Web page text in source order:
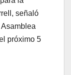
señaló
próximo 5